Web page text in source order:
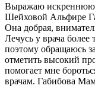
Выражаю искреннюю
Шейховой Альфире
Она добрая,
Лечусь у врача более
поэтому обращаюсь
отметить высокий
помогает мне
врачам. Габибова